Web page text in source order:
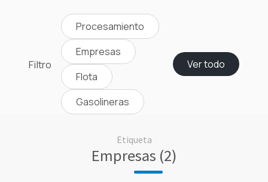
Filtro
Procesamiento
Empresas
Flota
Gasolineras
Ver todo
Etiqueta
Empresas (2)